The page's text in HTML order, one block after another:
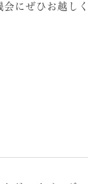
にぜひお越しく